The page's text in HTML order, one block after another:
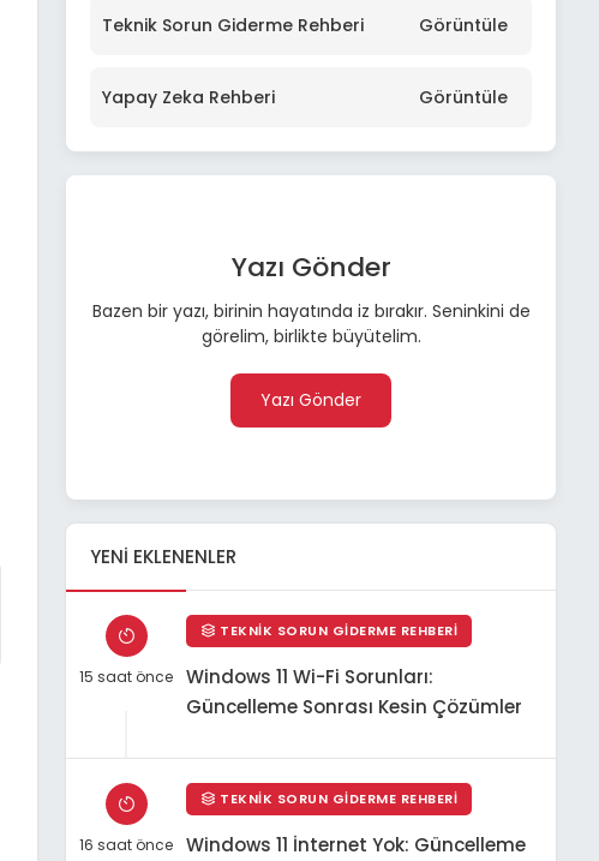
Teknik Sorun Giderme Rehberi Görüntüle
Yapay Zeka Rehberi Görüntüle
Yazı Gönder
Bazen bir yazı, birinin hayatında iz bırakır. Seninkini de
görelim, birlikte büyütelim.
Yazı Gönder
YENI EKLENENLER
15 saat önce
TEKNIK SORUN GIDERME REHBERI
Windows 11 Wi-Fi Sorunları:
Güncelleme Sonrası Kesin Çözümler
16 saat önce
TEKNIK SORUN GIDERME REHBERI
Windows 11 İnternet Yok: Güncelleme